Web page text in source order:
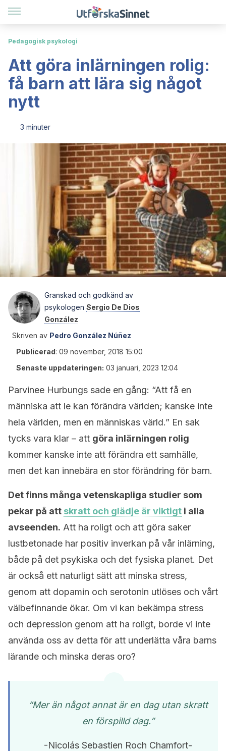
Pedagogisk psykologi
Att göra inlärningen rolig:
få barn att lära sig något
nytt
3 minuter
Granskad och godkänd av
psykologen Sergio De Dios
González
Skriven av Pedro González Núñez
Publicerad: 09 november, 2018 15:00
Senaste uppdateringen: 03 januari, 2023 12:04
Parvinee Hurbungs sade en gång: “Att få en
människa att le kan förändra världen; kanske inte
hela världen, men en människas värld.” En sak
tycks vara klar – att göra inlärningen rolig
kommer kanske inte att förändra ett samhälle,
men det kan innebära en stor förändring för barn.
Det finns många vetenskapliga studier som
pekar på att skratt och glädje är viktigt i alla
avseenden. Att ha roligt och att göra saker
lustbetonade har positiv inverkan på vår inlärning,
både på det psykiska och det fysiska planet. Det
är också ett naturligt sätt att minska stress,
genom att dopamin och serotonin utlöses och vårt
välbefinnande ökar. Om vi kan bekämpa stress
och depression genom att ha roligt, borde vi inte
använda oss av detta för att underlätta våra barns
lärande och minska deras oro?
“Mer än något annat är en dag utan skratt
en förspilld dag.”
-Nicolás Sebastien Roch Chamfort-